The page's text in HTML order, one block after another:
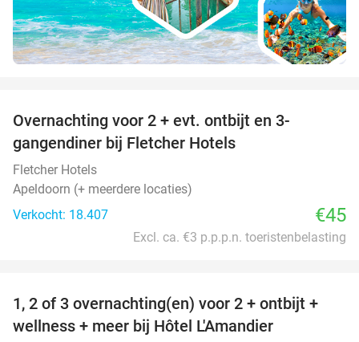
Overnachting voor 2 + evt. ontbijt en 3-
gangendiner bij Fletcher Hotels
Fletcher Hotels
Apeldoorn (+ meerdere locaties)
Verkocht: 18.407
€45
Excl. ca. €3 p.p.p.n. toeristenbelasting
32%
TODAY
1, 2 of 3 overnachting(en) voor 2 + ontbijt +
wellness + meer bij Hôtel L'Amandier